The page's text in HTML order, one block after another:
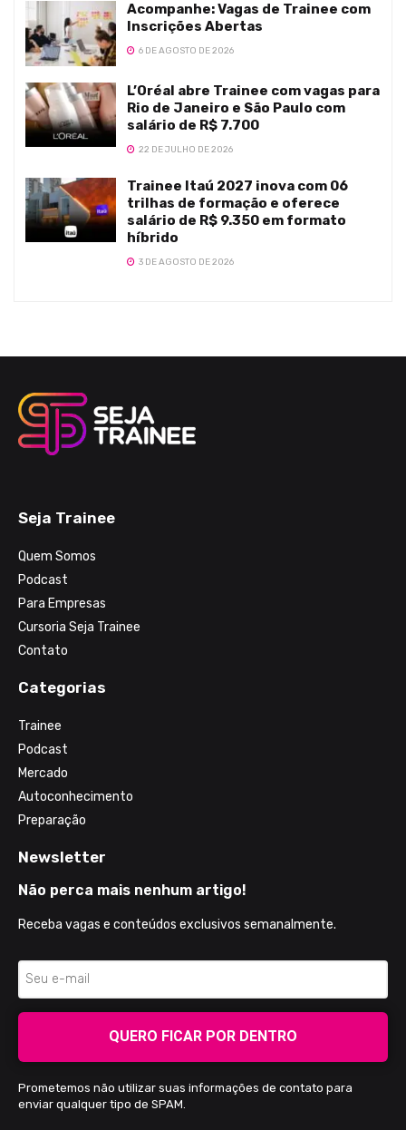
Acompanhe: Vagas de Trainee com
Inscrições Abertas
6 DE AGOSTO DE 2026
L’Oréal abre Trainee com vagas para
Rio de Janeiro e São Paulo com
salário de R$ 7.700
22 DE JULHO DE 2026
Trainee Itaú 2027 inova com 06
trilhas de formação e oferece
salário de R$ 9.350 em formato
híbrido
3 DE AGOSTO DE 2026
Seja Trainee
Quem Somos
Podcast
Para Empresas
Cursoria Seja Trainee
Contato
Categorias
Trainee
Podcast
Mercado
Autoconhecimento
Preparação
Newsletter
Não perca mais nenhum artigo!
Receba vagas e conteúdos exclusivos semanalmente.
QUERO FICAR POR DENTRO
Prometemos não utilizar suas informações de contato para
enviar qualquer tipo de SPAM.